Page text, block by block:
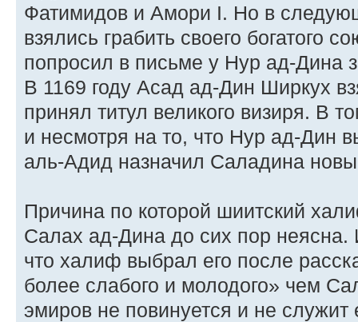
Фатимидов и Амори I. Но в
взялись грабить своего богатого
попросил в письме у Нур ад-Дина
В 1169 году Асад ад-Дин Ширкух
принял титул великого визиря. В
и несмотря на то, что Нур ад-Дин
аль-Адид назначил Саладина
Причина по которой шиитский
Салах ад-Дина до сих пор неясна.
что халиф выбрал его после
более слабого и молодого» чем
эмиров не повинуется и не